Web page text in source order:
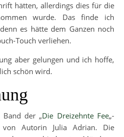
hätten, allerdings dies für die
wurde. Das finde ich
es hätte dem Ganzen noch
Touch verliehen.
aber gelungen und ich hoffe,
schön wird.
Band der „Die Dreizehnte Fee„-
Autorin Julia Adrian. Die